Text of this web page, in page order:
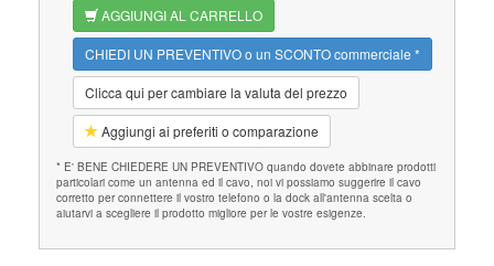
AGGIUNGI AL CARRELLO
CHIEDI UN PREVENTIVO o un SCONTO commerciale *
Clicca qui per cambiare la valuta del prezzo
Aggiungi ai preferiti o comparazione
* E' BENE CHIEDERE UN PREVENTIVO quando dovete abbinare prodotti
particolari come un antenna ed il cavo, noi vi possiamo suggerire il cavo
corretto per connettere il vostro telefono o la dock all'antenna scelta o
aiutarvi a scegliere il prodotto migliore per le vostre esigenze.